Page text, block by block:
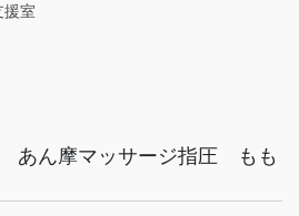
援室
あん摩マッサージ指圧 もも